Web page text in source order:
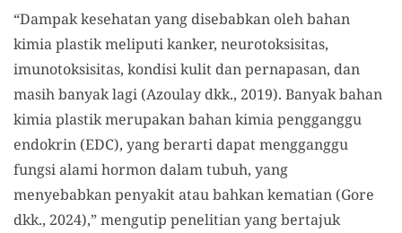
“Dampak kesehatan yang disebabkan oleh bahan
kimia plastik meliputi kanker, neurotoksisitas,
imunotoksisitas, kondisi kulit dan pernapasan, dan
masih banyak lagi (Azoulay dkk., 2019). Banyak bahan
kimia plastik merupakan bahan kimia pengganggu
endokrin (EDC), yang berarti dapat mengganggu
fungsi alami hormon dalam tubuh, yang
menyebabkan penyakit atau bahkan kematian (Gore
dkk., 2024),” mengutip penelitian yang bertajuk